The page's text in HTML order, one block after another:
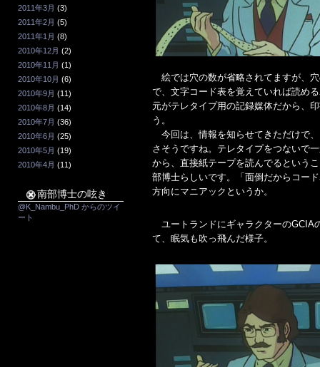
2011年3月 (3)
2011年2月 (5)
2011年1月 (8)
2010年12月 (2)
2010年11月 (1)
2010年10月 (6)
2010年9月 (11)
2010年8月 (14)
2010年7月 (36)
2010年6月 (25)
2010年5月 (19)
2010年4月 (11)
南部博士の呟き
@K_Nambu_PhD からのツイ
ート
絵では穴の数が省略されてますが、
で、文字コード表を覚えていれば読め
元がテレタイプ用の記録媒体だから、
う。
今回は、情報を知らせてきただけで
さそうですね。テレタイプをつないで
から、直接紙テープを読んでるという
部博士らしいです。「面倒だからコー
方向にマニアックというか。
ユートランドにギャラクターのGCIA
て、眠気も吹っ飛んだ様子。